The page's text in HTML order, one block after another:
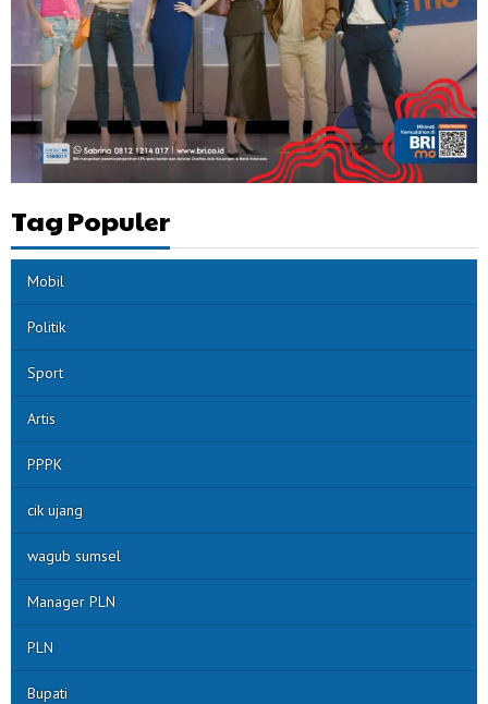
Tag Populer
Mobil
Politik
Sport
Artis
PPPK
cik ujang
wagub sumsel
Manager PLN
PLN
Bupati